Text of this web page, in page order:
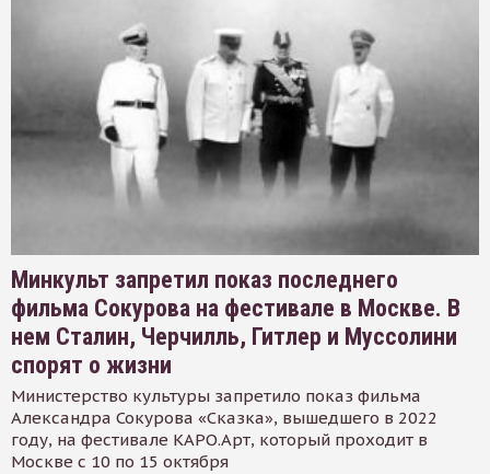
Минкульт запретил показ последнего
фильма Сокурова на фестивале в Москве. В
нем Сталин, Черчилль, Гитлер и Муссолини
спорят о жизни
Министерство культуры запретило показ фильма
Александра Сокурова «Сказка», вышедшего в 2022
году, на фестивале КАРО.Арт, который проходит в
Москве с 10 по 15 октября